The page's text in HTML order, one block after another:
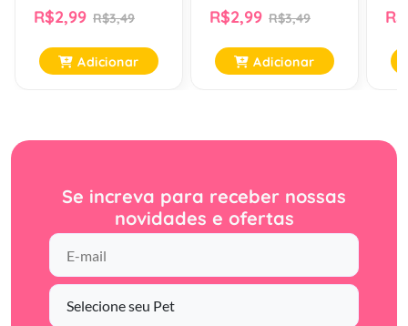
Gr
R$2,99 R$3,49
Adicionar
Pequenas - 100 Gr
R$2,99 R$3,49
Adicionar
Se increva para receber nossas
novidades e ofertas